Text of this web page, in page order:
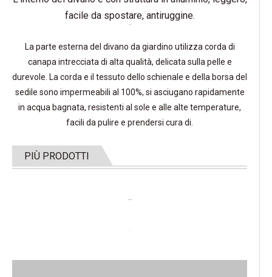
facile da spostare, antiruggine.
La parte esterna del divano da giardino utilizza corda di
canapa intrecciata di alta qualità, delicata sulla pelle e
durevole. La corda e il tessuto dello schienale e della borsa del
sedile sono impermeabili al 100%, si asciugano rapidamente
in acqua bagnata, resistenti al sole e alle alte temperature,
facili da pulire e prendersi cura di.
PIÙ PRODOTTI